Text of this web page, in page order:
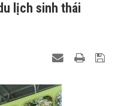
lịch sinh thái